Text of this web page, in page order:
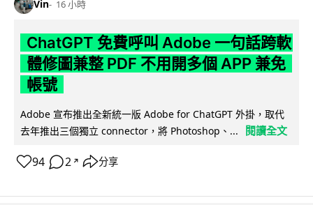
Vin 16 小時
ChatGPT 免費呼叫 Adobe 一句話跨軟
體修圖兼整 PDF 不用開多個 APP 兼免
帳號
Adobe 宣布推出全新統一版 Adobe for ChatGPT 外掛，取代
去年推出三個獨立 connector，將 Photoshop、...
閱讀全文
94 2 ↗ 分享